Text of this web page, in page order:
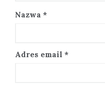
Nazwa *
Adres email *